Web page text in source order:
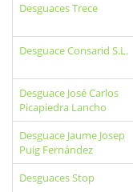
Desguaces Trece
Desguace Consarid S.L.
Desguace José Carlos
Picapiedra Lancho
Desguace Jaume Josep
Puig Fernández
Desguaces Stop